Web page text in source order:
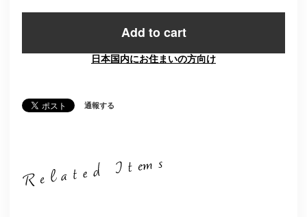
Add to cart
日本国内にお住まいの方向け
通報する